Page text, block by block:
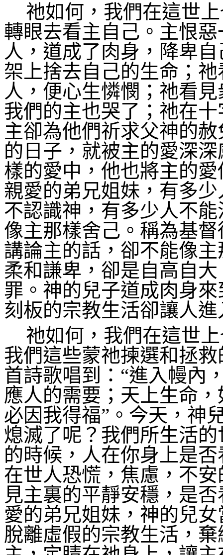
祂如何，我們在這世
轉眼去看主自己。主恨
人，道成了肉身，降卑
架上捨去自己的生命；
人，便心生憐憫；祂看
我們的主也哭了；祂在
主卻為他們祈求父神的
的日子，就被主的愛深
樣的愛中，他也將主的
親愛的弟兄姐妹，有多
不認識神，有多少人不
像主那樣舍己。稱為基
講論主的話，卻不能像
柔和謙卑，卻是自高自
罪。神的兒子道成肉身
刻板的宗教生活卻讓人
祂如何，我們在這世
我們這些蒙祂揀選和拯
首詩歌唱到：“進入幔內
應人的需要；天上生命
必因我得福”。今天，神
熄滅了呢？我們所生活
的時候，人在你身上是
在世人恐慌，焦慮，不
見主裏的平靜安穩，是
愛的弟兄姐妹，神的兒
脫離虛假的宗教生活，